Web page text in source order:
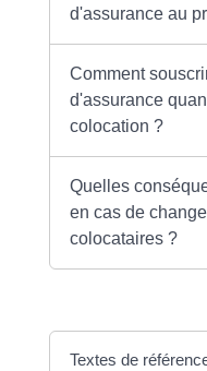
d'assurance au
Comment
d'assurance
colocation ?
Quelles
en cas de
colocataires ?
Textes de